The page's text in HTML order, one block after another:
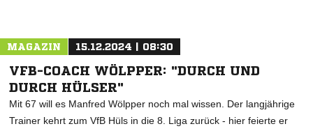
MAGAZIN 15.12.2024 | 08:30
VFB-COACH WÖLPPER: "DURCH UND
DURCH HÜLSER"
Mit 67 will es Manfred Wölpper noch mal wissen. Der langjährige
Trainer kehrt zum VfB Hüls in die 8. Liga zurück - hier feierte er